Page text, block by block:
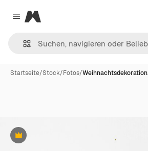
Close menu
Magnific
Startseite/Stock/Fotos/
Premium